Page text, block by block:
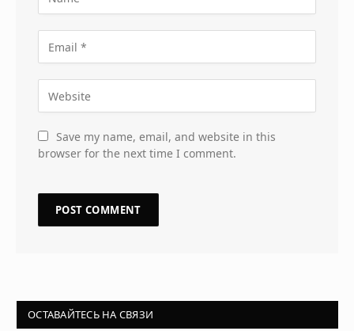
Save my name, email, and website in this
browser for the next time I comment.
ОСТАВАЙТЕСЬ НА СВЯЗИ